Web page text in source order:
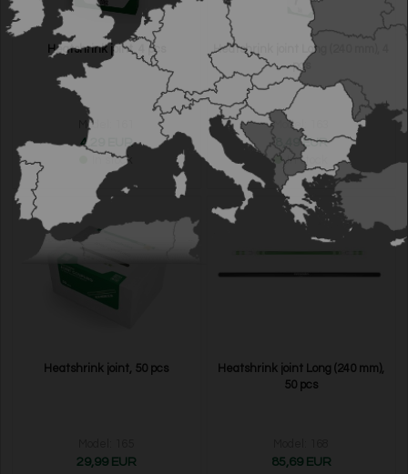
Heatshrink joint, 4 pcs
Model: 161
4,29 EUR
In stock
Heatshrink joint Long (240 mm), 4
pcs
Model: 163
8,49 EUR
In stock
Heatshrink joint, 50 pcs
29,99 EUR
Heatshrink joint Long (240 mm),
50 pcs
85,69 EUR